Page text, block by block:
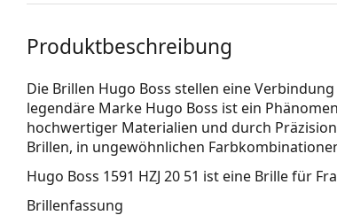
Produktbeschreibung
Die Brillen Hugo Boss stellen eine
legendäre Marke Hugo Boss ist ein
hochwertiger Materialien und durch
Brillen, in ungewöhnlichen
Hugo Boss 1591 HZJ 20 51 ist eine Brille für
Brillenfassung